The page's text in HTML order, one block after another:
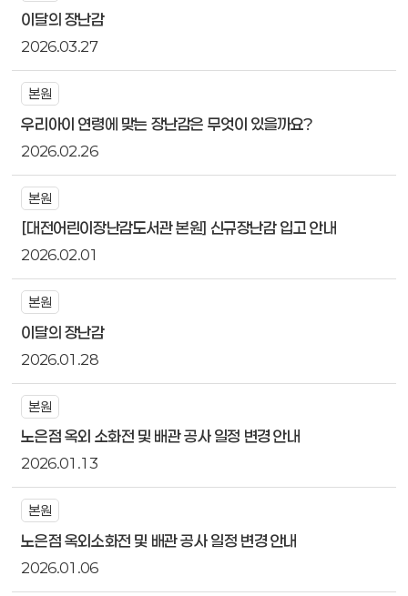
이달의 장난감
2026.03.27
본원
우리아이 연령에 맞는 장난감은 무엇이 있을까요?
2026.02.26
본원
[대전어린이장난감도서관 본원] 신규장난감 입고 안내
2026.02.01
본원
이달의 장난감
2026.01.28
본원
노은점 옥외 소화전 및 배관 공사 일정 변경 안내
2026.01.13
본원
노은점 옥외소화전 및 배관 공사 일정 변경 안내
2026.01.06